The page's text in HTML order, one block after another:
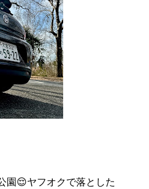
園😌ヤフオクで落とした